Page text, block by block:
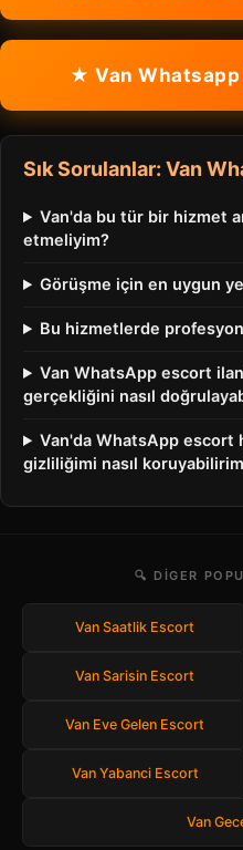
★ Van
Sık Sorulanlar: Van
Van'da bu tür bir hizmet
etmeliyim?
Görüşme için en uygun
Bu hizmetlerde
Van WhatsApp escort
gerçekliğini nasıl
Van'da WhatsApp escort
gizliliğimi nasıl
🔍 DIGER
Van Saatlik Escort
Van Sarisin Escort
Van Eve Gelen Escort
Van Yabanci Escort
Van